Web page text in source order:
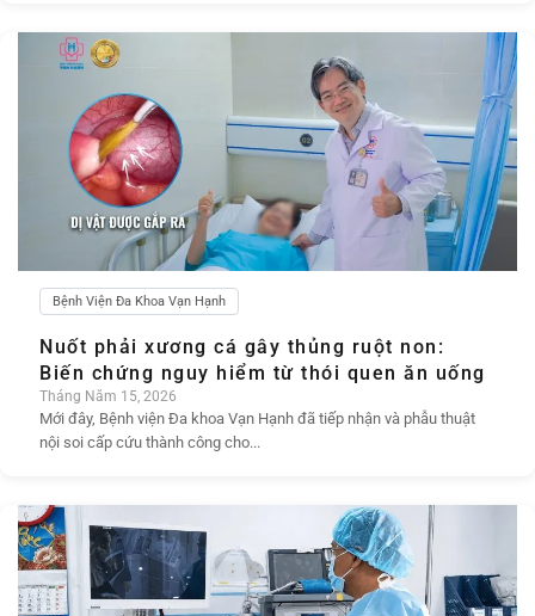
Bệnh Viện Đa Khoa Vạn Hạnh
Nuốt phải xương cá gây thủng ruột non:
Biến chứng nguy hiểm từ thói quen ăn uống
Tháng Năm 15, 2026
Mới đây, Bệnh viện Đa khoa Vạn Hạnh đã tiếp nhận và phẫu thuật
nội soi cấp cứu thành công cho...